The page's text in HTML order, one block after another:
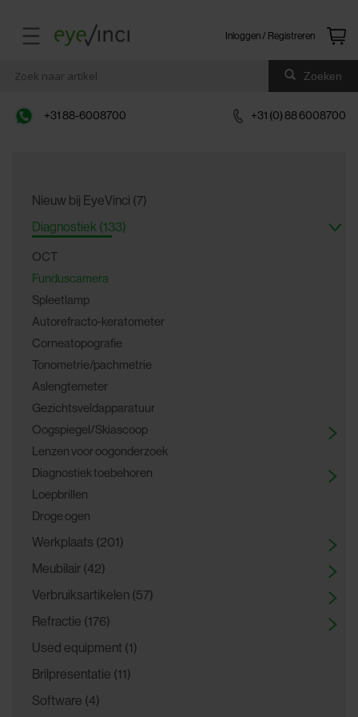
Inloggen / Registreren
Zoeken
+31 88-6008700 +31 (0) 88 6008700
Nieuw bij EyeVinci (7)
Diagnostiek (133)
OCT
Funduscamera
Spleetlamp
Autorefracto-keratometer
Corneatopografie
Tonometrie/pachmetrie
Aslengtemeter
Gezichtsveldapparatuur
Oogspiegel/Skiascoop
Lenzen voor oogonderzoek
Diagnostiek toebehoren
Loepbrillen
Droge ogen
Werkplaats (201)
Meubilair (42)
Verbruiksartikelen (57)
Refractie (176)
Used equipment (1)
Brilpresentatie (11)
Software (4)